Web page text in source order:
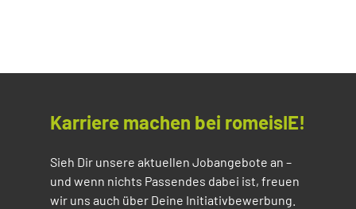
Karriere machen bei romeisIE!
Sieh Dir unsere aktuellen Jobangebote an –
und wenn nichts Passendes dabei ist, freuen
wir uns auch über Deine Initiativbewerbung.